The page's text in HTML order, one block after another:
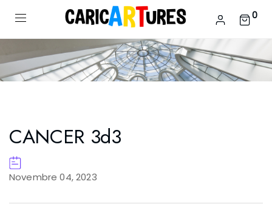
0
CANCER 3d3
Novembre 04, 2023